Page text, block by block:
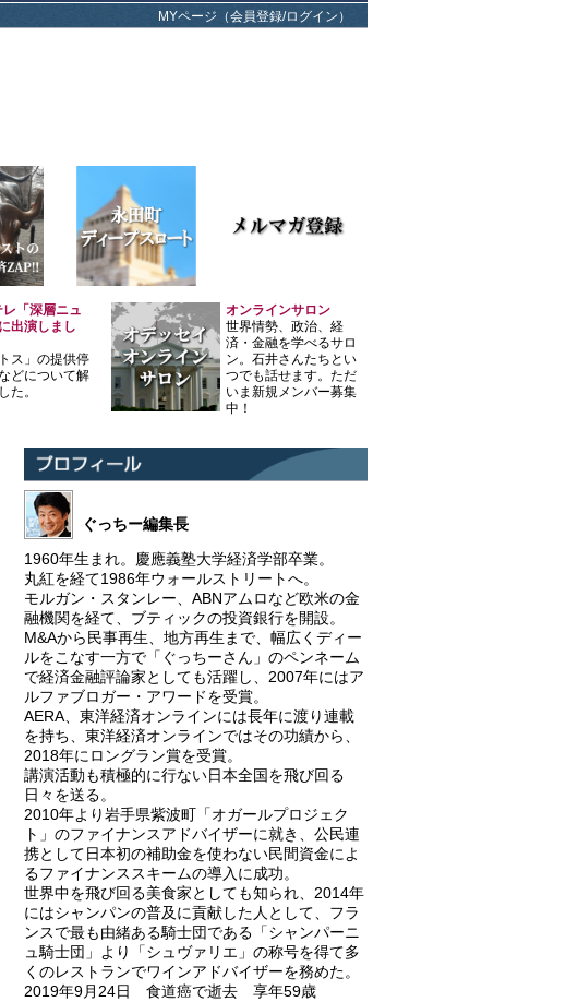
MYページ（会員登録/ログイン）
レ「深層ニュ
出演しまし
トス」の提供停
どについて解
た。
オンラインサロン
世界情勢、政治、経
済・金融を学べるサロ
ン。石井さんたちとい
つでも話せます。ただ
いま新規メンバー募集
中！
ぐっちー編集長
1960年生まれ。慶應義塾大学経済学部卒業。
丸紅を経て1986年ウォールストリートへ。
モルガン・スタンレー、ABNアムロなど欧米の金
融機関を経て、ブティックの投資銀行を開設。
M&Aから民事再生、地方再生まで、幅広くディー
ルをこなす一方で「ぐっちーさん」のペンネーム
で経済金融評論家としても活躍し、2007年にはア
ルファブロガー・アワードを受賞。
AERA、東洋経済オンラインには長年に渡り連載
を持ち、東洋経済オンラインではその功績から、
2018年にロングラン賞を受賞。
講演活動も積極的に行ない日本全国を飛び回る
日々を送る。
2010年より岩手県紫波町「オガールプロジェク
ト」のファイナンスアドバイザーに就き、公民連
携として日本初の補助金を使わない民間資金によ
るファイナンススキームの導入に成功。
世界中を飛び回る美食家としても知られ、2014年
にはシャンパンの普及に貢献した人として、フラ
ンスで最も由緒ある騎士団である「シャンパーニ
ュ騎士団」より「シュヴァリエ」の称号を得て多
くのレストランでワインアドバイザーを務めた。
2019年9月24日 食道癌で逝去 享年59歳